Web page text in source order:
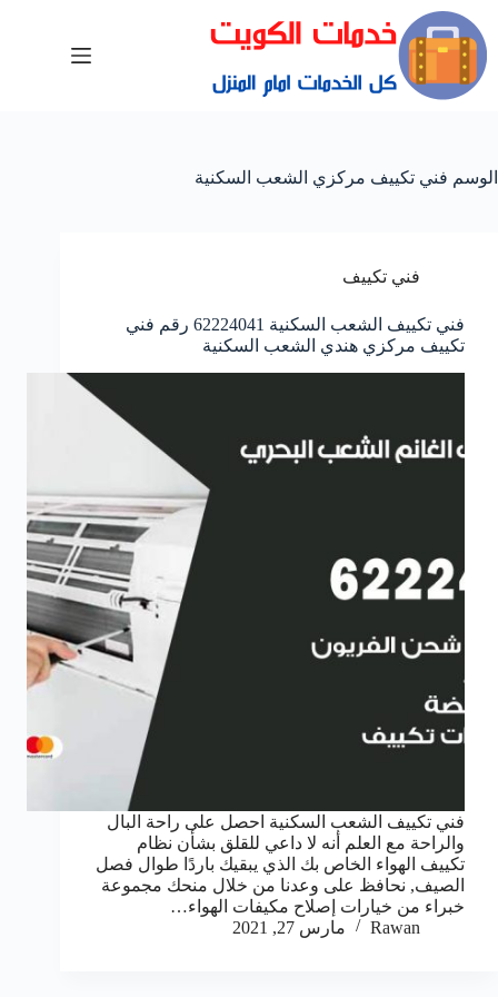
الوسم فني تكييف مركزي الشعب السكنية
فني تكييف
فني تكييف الشعب السكنية 62224041 رقم فني
تكييف مركزي هندي الشعب السكنية
فني تكييف الشعب السكنية احصل على راحة البال
والراحة مع العلم أنه لا داعي للقلق بشأن نظام
تكييف الهواء الخاص بك الذي يبقيك باردًا طوال فصل
الصيف, نحافظ على وعدنا من خلال منحك مجموعة
خبراء من خيارات إصلاح مكيفات الهواء…
Rawan
مارس 27, 2021